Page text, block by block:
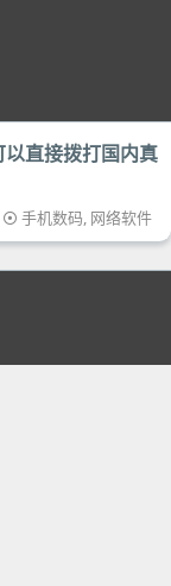
直接拨打国内真
手机数码, 网络软件